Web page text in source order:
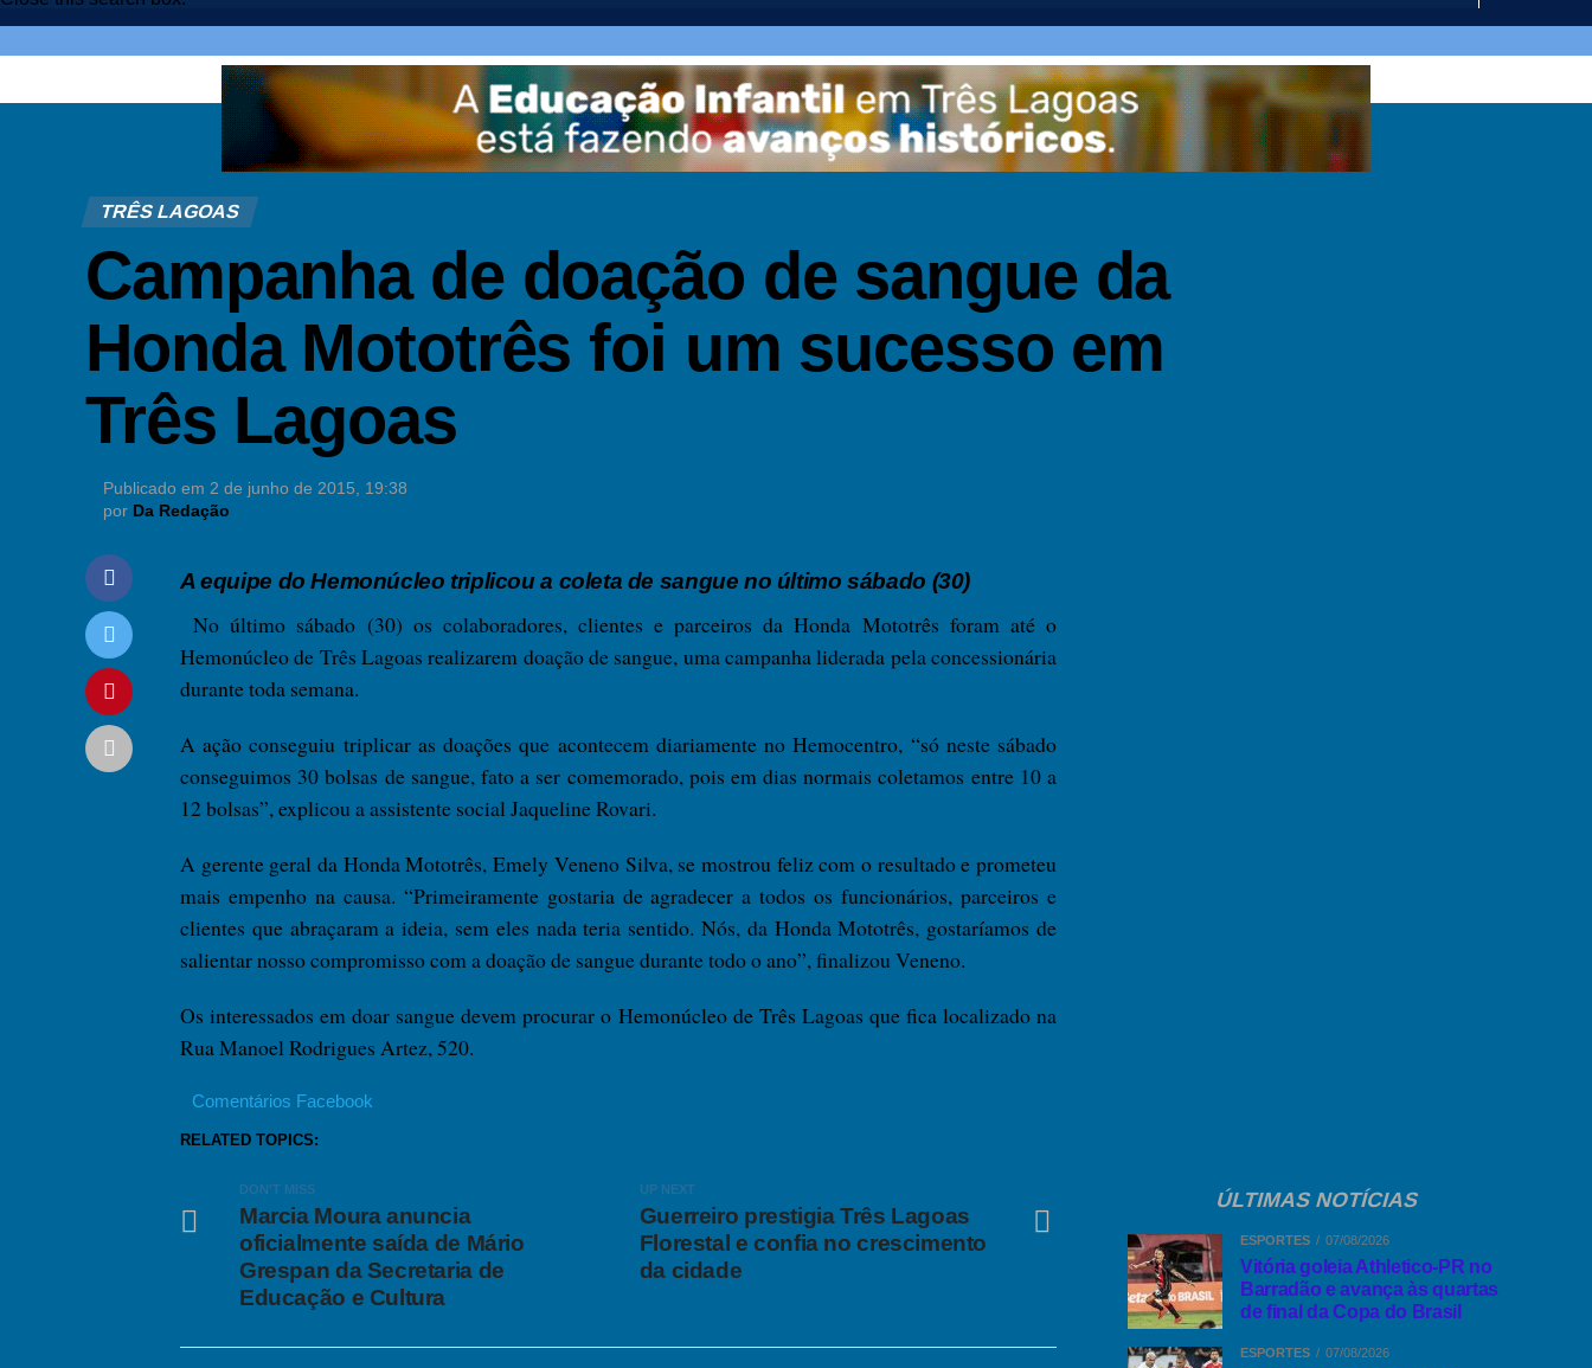
TRÊS LAGOAS
Campanha de doação de sangue da
Honda Mototrês foi um sucesso em
Três Lagoas
Publicado em 2 de junho de 2015, 19:38
por Da Redação
A equipe do Hemonúcleo triplicou a coleta de sangue no último sábado (30)
No último sábado (30) os colaboradores, clientes e parceiros da Honda Mototrês foram até o
Hemonúcleo de Três Lagoas realizarem doação de sangue, uma campanha liderada pela concessionária
durante toda semana.
A ação conseguiu triplicar as doações que acontecem diariamente no Hemocentro, “só neste sábado
conseguimos 30 bolsas de sangue, fato a ser comemorado, pois em dias normais coletamos entre 10 a
12 bolsas”, explicou a assistente social Jaqueline Rovari.
A gerente geral da Honda Mototrês, Emely Veneno Silva, se mostrou feliz com o resultado e prometeu
mais empenho na causa. “Primeiramente gostaria de agradecer a todos os funcionários, parceiros e
clientes que abraçaram a ideia, sem eles nada teria sentido. Nós, da Honda Mototrês, gostaríamos de
salientar nosso compromisso com a doação de sangue durante todo o ano”, finalizou Veneno.
Os interessados em doar sangue devem procurar o Hemonúcleo de Três Lagoas que fica localizado na
Rua Manoel Rodrigues Artez, 520.
Comentários Facebook
RELATED TOPICS:
UP NEXT
Guerreiro prestigia Três Lagoas
Florestal e confia no crescimento
da cidade
DON'T MISS
Marcia Moura anuncia
oficialmente saída de Mário
Grespan da Secretaria de
Educação e Cultura
ÚLTIMAS NOTÍCIAS
ESPORTES 07/08/2026
Vitória goleia Athletico-PR no
Barradão e avança às quartas
de final da Copa do Brasil
ESPORTES 07/08/2026